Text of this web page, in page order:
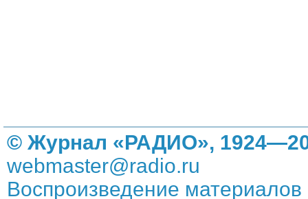
© Журнал «РАДИО»,
webmaster@radio.ru
Воспроизведение